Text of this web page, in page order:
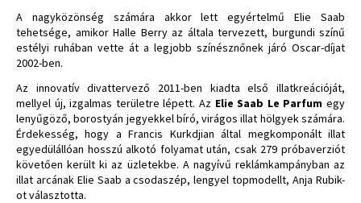
A nagyközönség számára akkor lett egyértelmű Elie Saab
tehetsége, amikor Halle Berry az általa tervezett, burgundi színű
estélyi ruhában vette át a legjobb színésznőnek járó Oscar-díjat
2002-ben.
Az innovatív divattervező 2011-ben kiadta első illatkreációját,
mellyel új, izgalmas területre lépett. Az Elie Saab Le Parfum egy
lenyűgöző, borostyán jegyekkel bíró, virágos illat hölgyek számára.
Érdekesség, hogy a Francis Kurkdjian által megkomponált illat
egyedülállóan hosszú alkotó folyamat után, csak 279 próbaverziót
követően került ki az üzletekbe. A nagyívű reklámkampányban az
illat arcának Elie Saab a csodaszép, lengyel topmodellt, Anja Rubik-
ot választotta.